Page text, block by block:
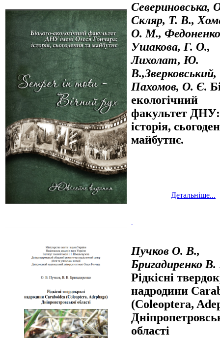
Севериновська,
Скляр, Т. В.,
О. М.,
Ушакова, Г. О.,
Лихолат, Ю.
Пахомов, О. Є.
екологічний
факультет ДНУ:
історія,
майбутнє.
Детальніше...
Пучков О. В.,
Бригадиренко В.
Рідкісні
надродини
(Coleoptera,
області